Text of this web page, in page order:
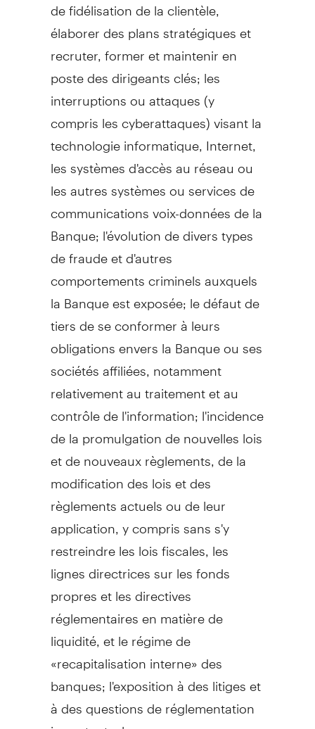
élaborer des plans stratégiques et
recruter, former et maintenir en
poste des dirigeants clés; les
interruptions ou attaques (y
compris les cyberattaques) visant la
technologie informatique, Internet,
les systèmes d'accès au réseau ou
les autres systèmes ou services de
communications voix-données de la
Banque; l'évolution de divers types
de fraude et d'autres
comportements criminels auxquels
la Banque est exposée; le défaut de
tiers de se conformer à leurs
obligations envers la Banque ou ses
sociétés affiliées, notamment
relativement au traitement et au
contrôle de l'information; l'incidence
de la promulgation de nouvelles lois
et de nouveaux règlements, de la
modification des lois et des
règlements actuels ou de leur
application, y compris sans s'y
restreindre les lois fiscales, les
lignes directrices sur les fonds
propres et les directives
réglementaires en matière de
liquidité, et le régime de
«recapitalisation interne» des
banques; l'exposition à des litiges et
à des questions de réglementation